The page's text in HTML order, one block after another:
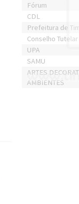
Fórum
CDL
Prefeitura de
Conselho Tutelar
UPA
SAMU
ARTES
AMBIENTES